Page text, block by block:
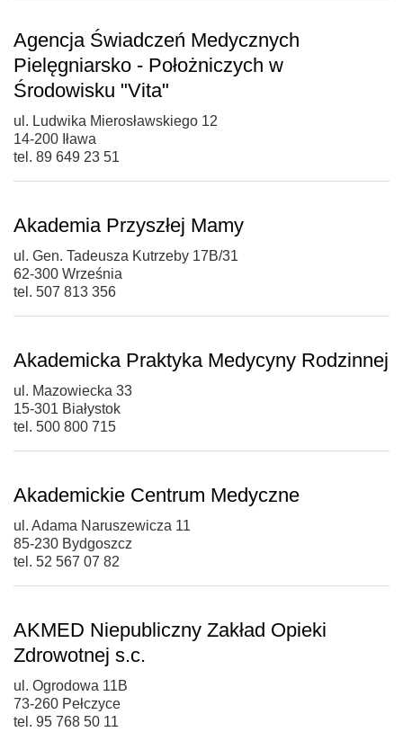
Agencja Świadczeń Medycznych
Pielęgniarsko - Położniczych w
Środowisku "Vita"
ul. Ludwika Mierosławskiego 12
14-200 Iława
tel. 89 649 23 51
Akademia Przyszłej Mamy
ul. Gen. Tadeusza Kutrzeby 17B/31
62-300 Września
tel. 507 813 356
Akademicka Praktyka Medycyny Rodzinnej
ul. Mazowiecka 33
15-301 Białystok
tel. 500 800 715
Akademickie Centrum Medyczne
ul. Adama Naruszewicza 11
85-230 Bydgoszcz
tel. 52 567 07 82
AKMED Niepubliczny Zakład Opieki
Zdrowotnej s.c.
ul. Ogrodowa 11B
73-260 Pełczyce
tel. 95 768 50 11